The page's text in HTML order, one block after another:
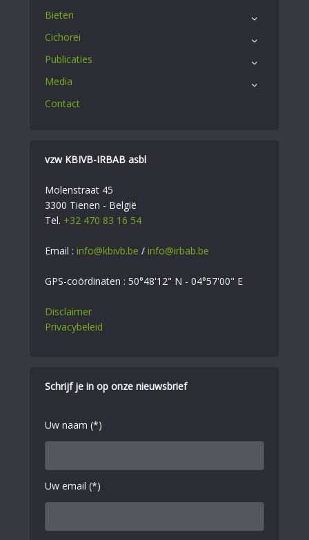
Bieten
Cichorei
Publicaties
Media
Contact
vzw KBIVB-IRBAB asbl
Molenstraat 45
3300 Tienen - België
Tel. +32 470 83 16 54
Email : info@kbivb.be / info@irbab.be
GPS-coördinaten : 50°48'12" N - 04°57'00" E
Disclaimer
Privacybeleid
Schrijf je in op onze nieuwsbrief
Uw naam (*)
Uw email (*)